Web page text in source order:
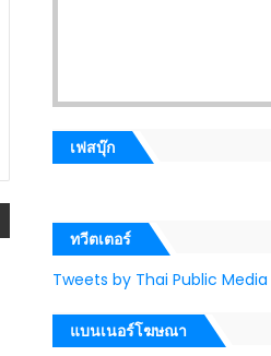
เฟสบุ๊ก
ทวีตเตอร์
Tweets by Thai Public Media
แบนเนอร์โฆษณา